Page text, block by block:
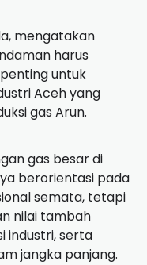
mengatakan
harus
untuk
Aceh yang
gas Arun.
gas besar di
berorientasi pada
semata, tetapi
nilai tambah
industri, serta
jangka panjang.